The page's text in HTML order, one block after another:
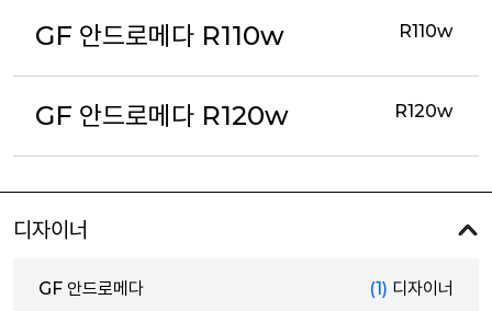
GF 안드로메다 R110w R110w
GF 안드로메다 R120w R120w
디자이너
GF 안드로메다 (1) 디자이너